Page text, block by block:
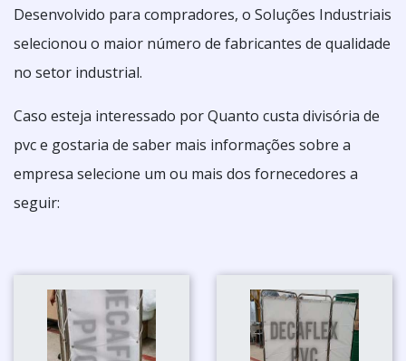
Desenvolvido para compradores, o Soluções Industriais
selecionou o maior número de fabricantes de qualidade
no setor industrial.
Caso esteja interessado por Quanto custa divisória de
pvc e gostaria de saber mais informações sobre a
empresa selecione um ou mais dos fornecedores a
seguir: